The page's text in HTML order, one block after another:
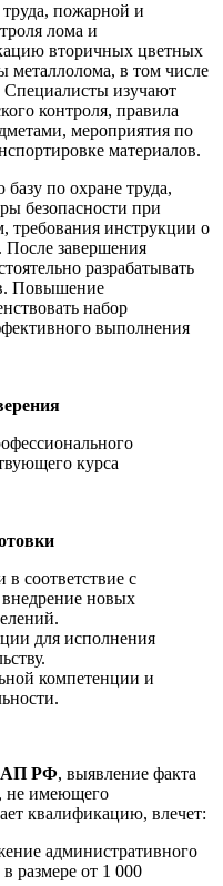
пожарной и
лома и
вторичных цветных
металлолома, в том числе
изучают
контроля, правила
мероприятия по
материалов.
по охране труда,
безопасности при
требования инструкции о
После завершения
разрабатывать
Повышение
набор
выполнения
курса
соответствие с
новых
для исполнения
компетенции и
РФ, выявление факта
не имеющего
квалификацию, влечет:
административного
размере от 1 000